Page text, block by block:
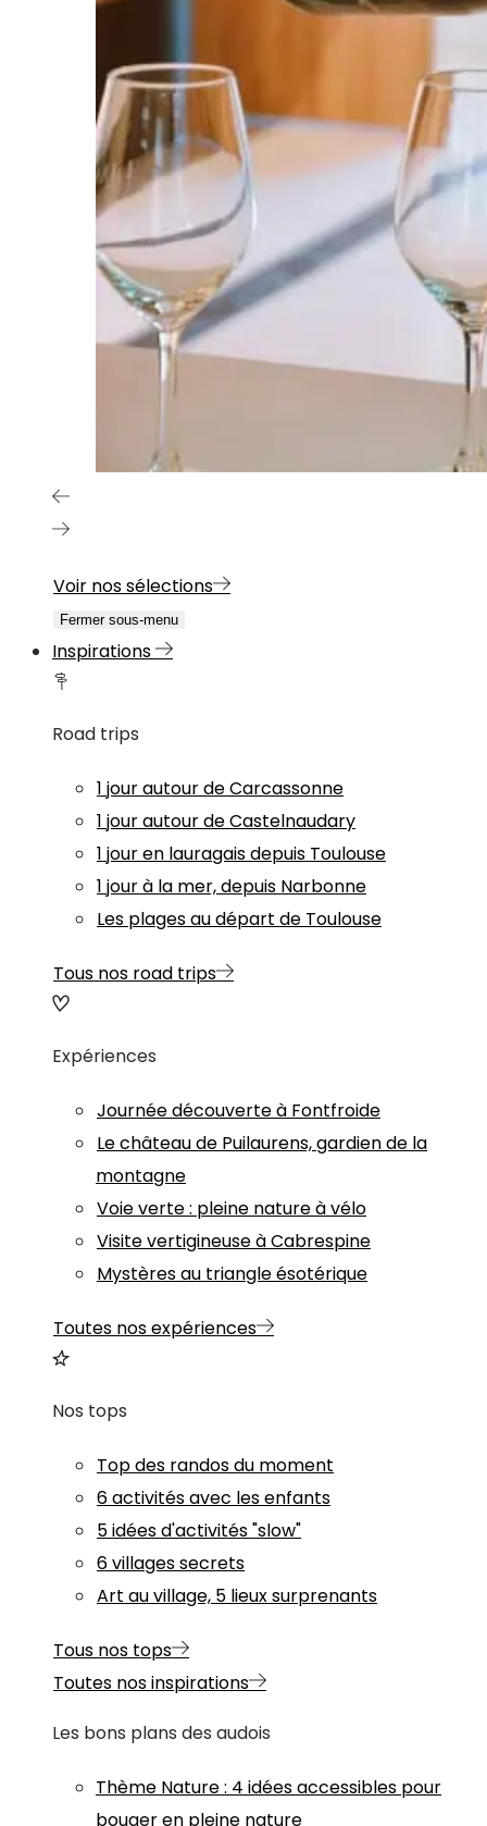
Voir nos sélections
Fermer sous-menu
Inspirations
Road trips
1 jour autour de Carcassonne
1 jour autour de Castelnaudary
1 jour en lauragais depuis Toulouse
1 jour à la mer, depuis Narbonne
Les plages au départ de Toulouse
Tous nos road trips
Expériences
Journée découverte à Fontfroide
Le château de Puilaurens, gardien de la
montagne
Voie verte : pleine nature à vélo
Visite vertigineuse à Cabrespine
Mystères au triangle ésotérique
Toutes nos expériences
Nos tops
Top des randos du moment
6 activités avec les enfants
5 idées d'activités "slow"
6 villages secrets
Art au village, 5 lieux surprenants
Tous nos tops
Toutes nos inspirations
Les bons plans des audois
Thème Nature: 4 idées accessibles pour
bouger en pleine nature